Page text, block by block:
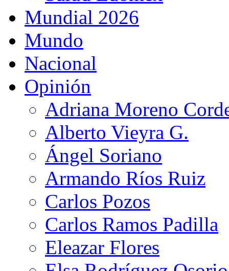
Mundial 2026
Mundo
Nacional
Opinión
Adriana Moreno
Alberto Vieyra G.
Ángel Soriano
Armando Ríos Ruiz
Carlos Pozos
Carlos Ramos Padilla
Eleazar Flores